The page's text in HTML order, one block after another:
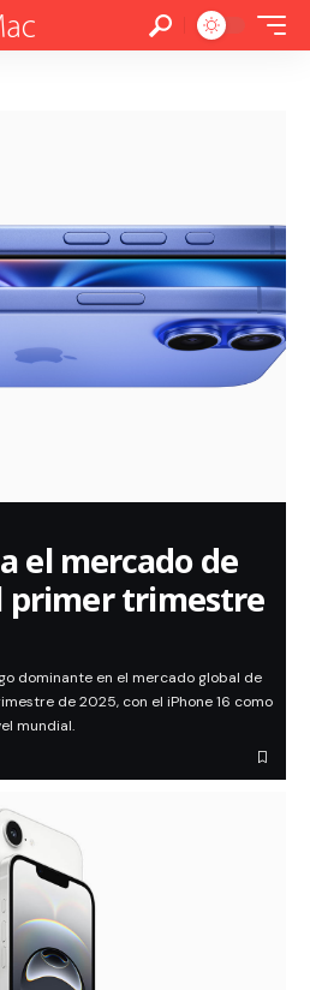
el mercado de
primer trimestre
dominante en el mercado global de
de 2025, con el iPhone 16 como
mundial.